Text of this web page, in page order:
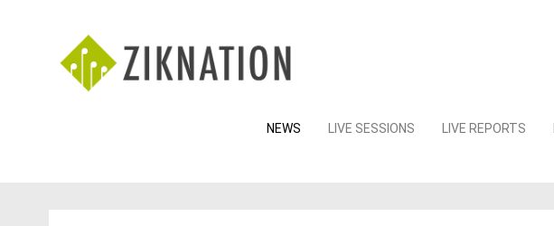
Skip
NEWS LIVE SESSIONS LIVE REPORTS